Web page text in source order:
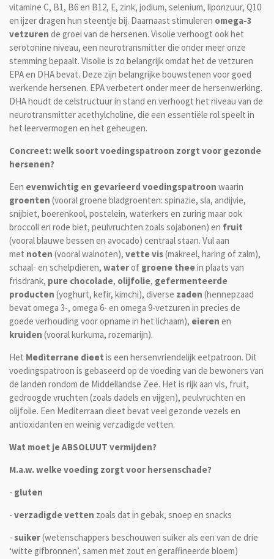
vitamine C, B1, B6 en B12, E, zink, jodium, selenium, liponzuur, Q10
en ijzer dragen hun steentje bij. Daarnaast stimuleren omega-3
vetzuren de groei van de hersenen. Visolie verhoogt ook het
serotonine niveau, een neurotransmitter die onder meer onze
stemming bepaalt. Visolie is zo belangrijk omdat het de vetzuren
EPA en DHA bevat. Deze zijn belangrijke bouwstenen voor goed
werkende hersenen. EPA verbetert onder meer de hersenwerking.
DHA houdt de celstructuur in stand en verhoogt het niveau van de
neurotransmitter acethylcholine, die een essentiële rol speelt in
het leervermogen en het geheugen.
Concreet: welk soort voedingspatroon zorgt voor gezonde
hersenen?
Een evenwichtig en gevarieerd voedingspatroon waarin
groenten (vooral groene bladgroenten: spinazie, sla, andijvie,
snijbiet, boerenkool, postelein, waterkers en zuring maar ook
broccoli en rode biet, peulvruchten zoals sojabonen) en fruit
(vooral blauwe bessen en avocado) centraal staan. Vul aan
met noten (vooral walnoten), vette vis(makreel, haring of zalm),
schaal- en schelpdieren, waterof groene theein plaats van
frisdrank, pure chocolade, olijfolie, gefermenteerde
producten (yoghurt, kefir, kimchi), diverse zaden (hennepzaad
bevat omega 3-, omega 6- en omega 9-vetzuren in precies de
goede verhouding voor opname in het lichaam), eieren en
kruiden (vooral kurkuma, rozemarijn).
Het Mediterrane dieet is een hersenvriendelijk eetpatroon. Dit
voedingspatroon is gebaseerd op de voeding van de bewoners van
de landen rondom de Middellandse Zee. Het is rijk aan vis, fruit,
gedroogde vruchten (zoals dadels en vijgen), peulvruchten en
olijfolie. Een Mediterraan dieet bevat veel gezonde vezels en
antioxidanten en weinig verzadigde vetten.
Wat moet je ABSOLUUT vermijden?
M.a.w. welke voeding zorgt voor hersenschade?
- gluten
- verzadigde vetten zoals dat in gebak, snoep en snacks
- suiker(wetenschappers beschouwen suiker als een van de drie
‘witte gifbronnen’, samen met zout en geraffineerde bloem)